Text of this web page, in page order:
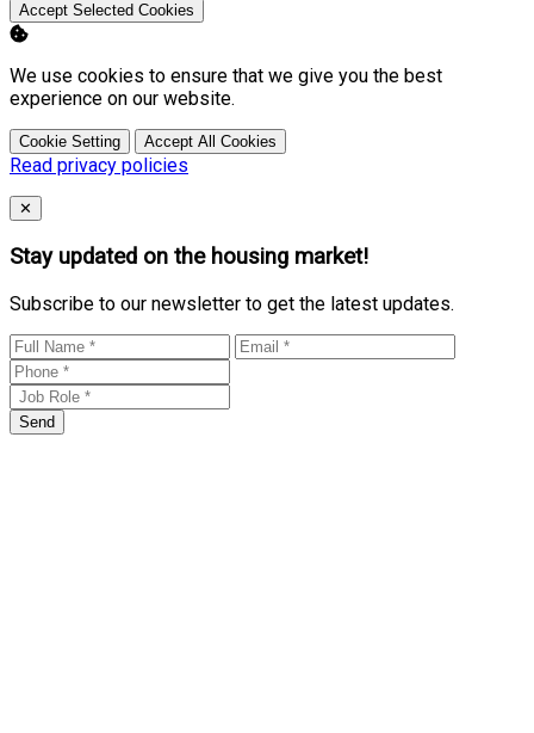
Accept Selected Cookies
We use cookies to ensure that we give you the best
experience on our website.
Cookie Setting Accept All Cookies
Read privacy policies
Close
✕
Stay updated on the housing market!
Subscribe to our newsletter to get the latest updates.
Send